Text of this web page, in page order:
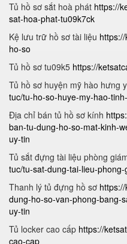
Tủ hồ sơ sắt hoà phát https://
sat-hoa-phat-tu09k7ck
Kệ lưu trữ hồ sơ tài liệu
ho-so
Tủ hồ sơ tu09k5 https://
Tủ hồ sơ huyện mỹ hào hưng
tuc/tu-ho-so-huye-my-hao-
Địa chỉ bán tủ hồ sơ kính
ban-tu-dung-ho-so-mat-kinh-
uy-tin
Tủ sắt đựng tài liệu phòng
tuc/tu-sat-dung-tai-lieu-
Thanh lý tủ đựng hồ sơ
dung-ho-so-van-phong-bang-
uy-tin
Tủ locker cao cấp https://
cao-cap